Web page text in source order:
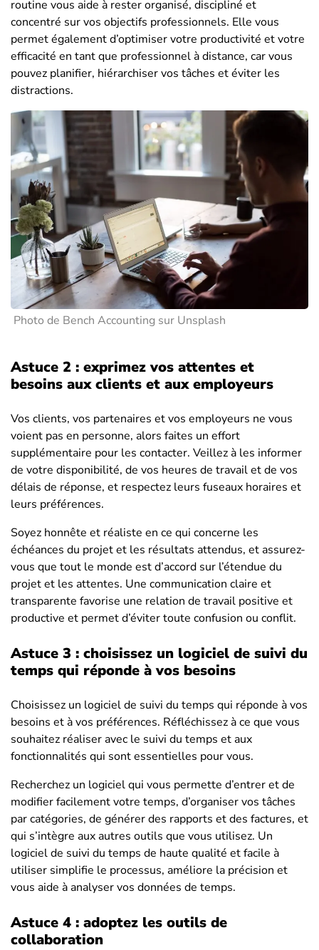
routine vous aide à rester organisé, discipliné et
concentré sur vos objectifs professionnels. Elle vous
permet également d’optimiser votre productivité et votre
efficacité en tant que professionnel à distance, car vous
pouvez planifier, hiérarchiser vos tâches et éviter les
distractions.
Photo de Bench Accounting sur Unsplash
Astuce 2 : exprimez vos attentes et
besoins aux clients et aux employeurs
Vos clients, vos partenaires et vos employeurs ne vous
voient pas en personne, alors faites un effort
supplémentaire pour les contacter. Veillez à les informer
de votre disponibilité, de vos heures de travail et de vos
délais de réponse, et respectez leurs fuseaux horaires et
leurs préférences.
Soyez honnête et réaliste en ce qui concerne les
échéances du projet et les résultats attendus, et assurez-
vous que tout le monde est d’accord sur l’étendue du
projet et les attentes. Une communication claire et
transparente favorise une relation de travail positive et
productive et permet d’éviter toute confusion ou conflit.
Astuce 3 : choisissez un logiciel de suivi du
temps qui réponde à vos besoins
Choisissez un logiciel de suivi du temps qui réponde à vos
besoins et à vos préférences. Réfléchissez à ce que vous
souhaitez réaliser avec le suivi du temps et aux
fonctionnalités qui sont essentielles pour vous.
Recherchez un logiciel qui vous permette d’entrer et de
modifier facilement votre temps, d’organiser vos tâches
par catégories, de générer des rapports et des factures, et
qui s’intègre aux autres outils que vous utilisez. Un
logiciel de suivi du temps de haute qualité et facile à
utiliser simplifie le processus, améliore la précision et
vous aide à analyser vos données de temps.
Astuce 4 : adoptez les outils de
collaboration